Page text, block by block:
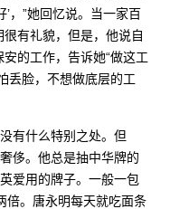
’，”她回忆说。当一家百
有礼貌，但是，他说自
的工作，告诉她“做这工
丢脸，不想做底层的工
有什么特别之处。但
侈。他总是抽中华牌的
爱用的牌子。一般一包
倍。唐永明每天就吃面条